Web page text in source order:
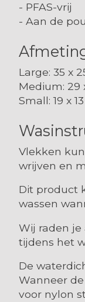
- PFAS-vrij
- Aan de
Large: 35 x
Medium: 29
Small: 19 x
Vlekken
wrijven en
Dit product
wassen
Wij raden je
tijdens het
De
Wanneer
voor nylon